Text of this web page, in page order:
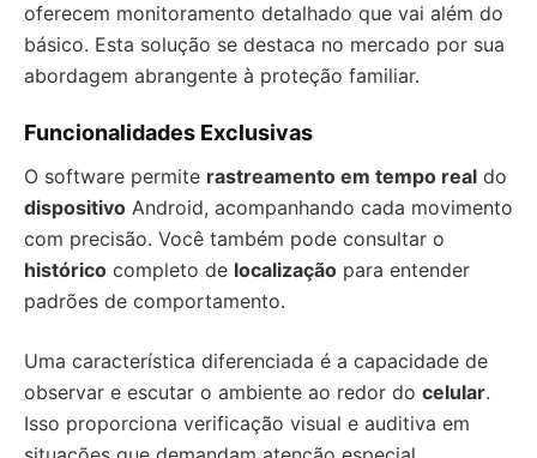
oferecem monitoramento detalhado que vai além do
básico. Esta solução se destaca no mercado por sua
abordagem abrangente à proteção familiar.
Funcionalidades Exclusivas
O software permite rastreamento em tempo real do
dispositivo Android, acompanhando cada movimento
com precisão. Você também pode consultar o
histórico completo de localização para entender
padrões de comportamento.
Uma característica diferenciada é a capacidade de
observar e escutar o ambiente ao redor do celular.
Isso proporciona verificação visual e auditiva em